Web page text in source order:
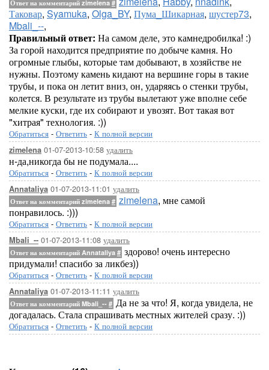
Ответ на комментарий zimelena #
Таковар, Syamuka, Olga_BY, Пума_Шикарная, шустер73,
Mbali_--,
Правильный ответ: На самом деле, это камнедробилка! :)
За горой находится предприятие по добыче камня. Но
огромные глыбы, которые там добывают, в хозяйстве не
нужны. Поэтому камень кидают на вершине горы в такие
трубы, и пока он летит вниз, он, ударяясь о стенки трубы,
колется. В результате из трубы вылетают уже вполне себе
мелкие куски, где их собирают и увозят. Вот такая вот
"хитрая" технология. :))
Обратиться - Ответить - К полной версии
zimelena 01-07-2013-10:58 удалить
н-да,никогда бы не подумала....
Обратиться - Ответить - К полной версии
Annataliya 01-07-2013-11:01 удалить
Ответ на комментарий zimelena # zimelena, мне самой
понравилось. :)))
Обратиться - Ответить - К полной версии
Mbali_-- 01-07-2013-11:08 удалить
Ответ на комментарий Annataliya # здорово! очень интересно
придумали! спасибо за ликбез))
Обратиться - Ответить - К полной версии
Annataliya 01-07-2013-11:11 удалить
Ответ на комментарий Mbali_-- # Да не за что! Я, когда увидела, не
догадалась. Стала спрашивать местных жителей сразу. :))
Обратиться - Ответить - К полной версии